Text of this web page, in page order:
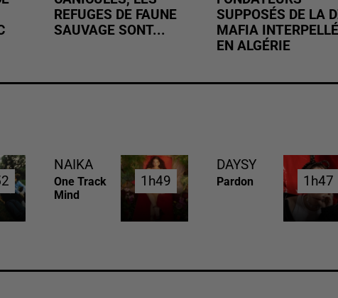
REFUGES DE FAUNE
SAUVAGE SONT...
SUPPOSÉS DE LA
MAFIA INTERPELLÉ
EN ALGÉRIE
NAIKA
One Track
Mind
1h49
1h49
DAYSY
Pardon 1h47
1h47